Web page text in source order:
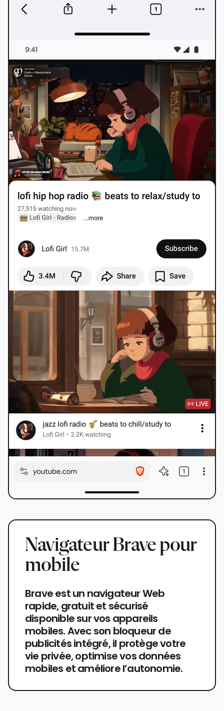
Navigateur Brave pour
mobile
Brave est un navigateur Web
rapide, gratuit et sécurisé
disponible sur vos appareils
mobiles. Avec son bloqueur de
publicités intégré, il protège votre
vie privée, optimise vos données
mobiles et améliore l’autonomie.